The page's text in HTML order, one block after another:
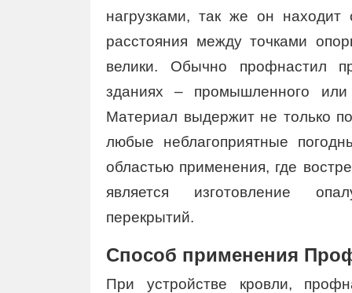
нагрузками, так же он находит
расстояния между точками
велики. Обычно профнастил
зданиях – промышленного или
Материал выдержит не только
любые неблагоприятные
областью применения, где
является изготовление
перекрытий.
Способ применения
При устройстве кровли,